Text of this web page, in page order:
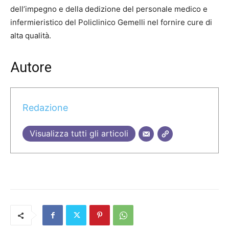
dell’impegno e della dedizione del personale medico e
infermieristico del Policlinico Gemelli nel fornire cure di
alta qualità.
Autore
Redazione
Visualizza tutti gli articoli